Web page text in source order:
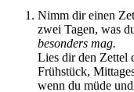
Nimm dir einen
zwei Tagen, was
besonders mag.
Lies dir den Zettel
Frühstück,
wenn du müde